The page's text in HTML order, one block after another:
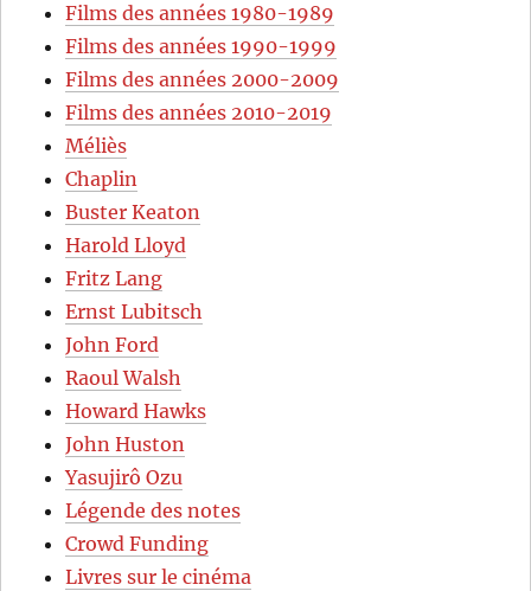
Films des années 1980-1989
Films des années 1990-1999
Films des années 2000-2009
Films des années 2010-2019
Méliès
Chaplin
Buster Keaton
Harold Lloyd
Fritz Lang
Ernst Lubitsch
John Ford
Raoul Walsh
Howard Hawks
John Huston
Yasujirô Ozu
Légende des notes
Crowd Funding
Livres sur le cinéma